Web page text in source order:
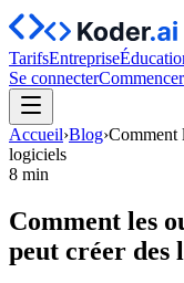
TarifsEntreprise
Se connecterCommencer
Accueil›Blog›Comment
logiciels
8 min
Comment les
peut créer des